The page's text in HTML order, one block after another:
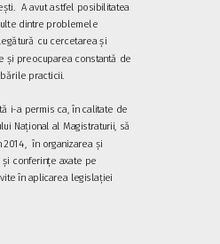
A avut astfel posibilitatea
dintre problemele
cu cercetarea și
și preocuparea constantă de
practicii.
i-a permis ca, în calitate de
Național al Magistraturii, să
în organizarea și
conferințe axate pe
în aplicarea legislației